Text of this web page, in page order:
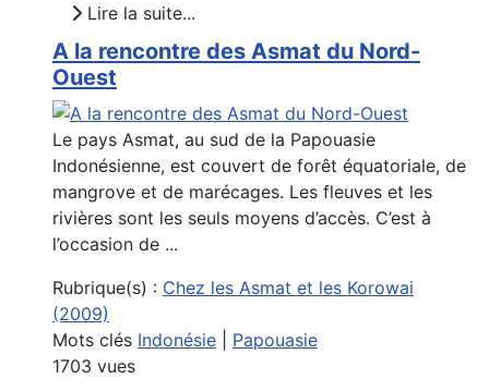
Lire la suite...
A la rencontre des Asmat du Nord-
Ouest
Le pays Asmat, au sud de la Papouasie
Indonésienne, est couvert de forêt équatoriale, de
mangrove et de marécages. Les fleuves et les
rivières sont les seuls moyens d’accès. C’est à
l’occasion de ...
Rubrique(s) : Chez les Asmat et les Korowai
(2009)
Mots clés Indonésie
Papouasie
1703 vues